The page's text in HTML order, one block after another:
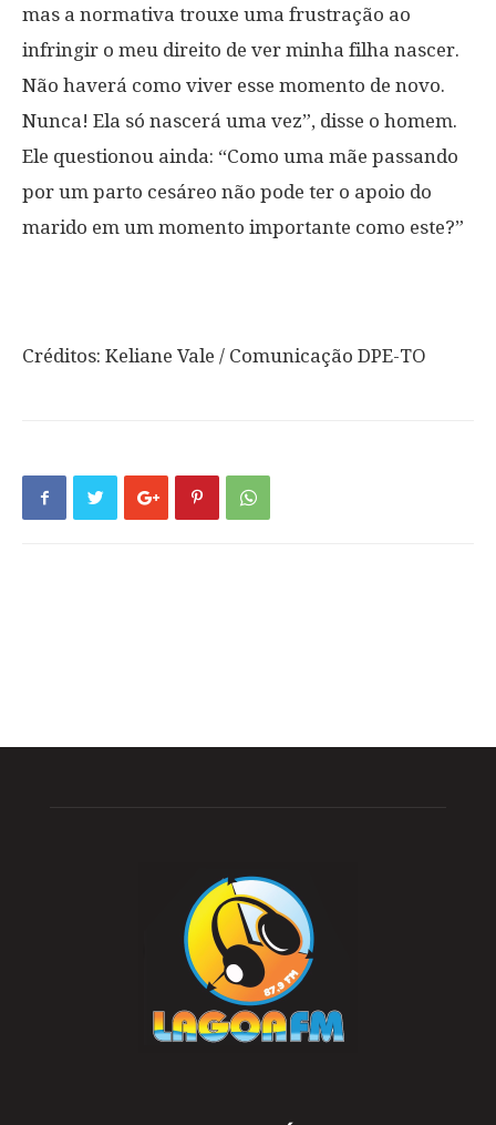
mas a normativa trouxe uma frustração ao
infringir o meu direito de ver minha filha nascer.
Não haverá como viver esse momento de novo.
Nunca! Ela só nascerá uma vez”, disse o homem.
Ele questionou ainda: “Como uma mãe passando
por um parto cesáreo não pode ter o apoio do
marido em um momento importante como este?”
Créditos: Keliane Vale / Comunicação DPE-TO